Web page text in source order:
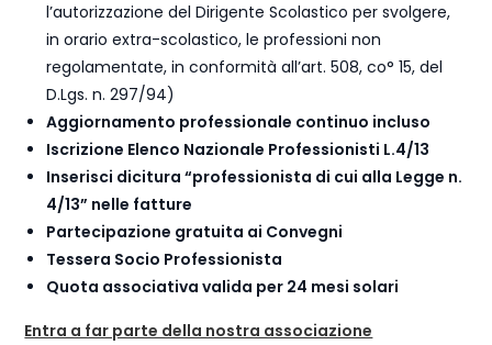
l’autorizzazione del Dirigente Scolastico per svolgere,
in orario extra-scolastico, le professioni non
regolamentate, in conformità all’art. 508, co° 15, del
D.Lgs. n. 297/94)
Aggiornamento professionale continuo incluso
Iscrizione Elenco Nazionale Professionisti L.4/13
Inserisci dicitura “professionista di cui alla Legge n.
4/13” nelle fatture
Partecipazione gratuita ai Convegni
Tessera Socio Professionista
Quota associativa valida per 24 mesi solari
Entra a far parte della nostra associazione